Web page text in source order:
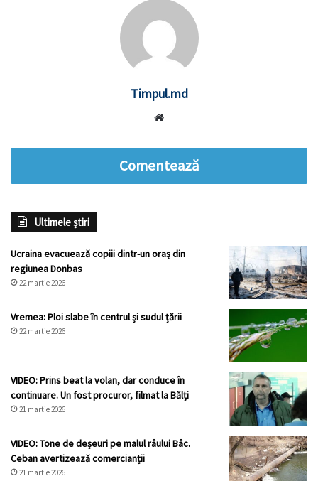
Timpul.md
Comentează
Ultimele știri
Ucraina evacuează copiii dintr-un oraș din
regiunea Donbas
22 martie 2026
Vremea: Ploi slabe în centrul și sudul țării
22 martie 2026
VIDEO: Prins beat la volan, dar conduce în
continuare. Un fost procuror, filmat la Bălți
21 martie 2026
VIDEO: Tone de deșeuri pe malul râului Bâc.
Ceban avertizează comercianții
21 martie 2026